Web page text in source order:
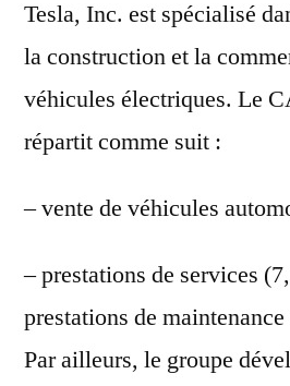
Tesla, Inc. est spécialisé
la construction et la
véhicules électriques. Le
répartit comme suit :
– vente de véhicules
– prestations de services
prestations de
Par ailleurs, le groupe